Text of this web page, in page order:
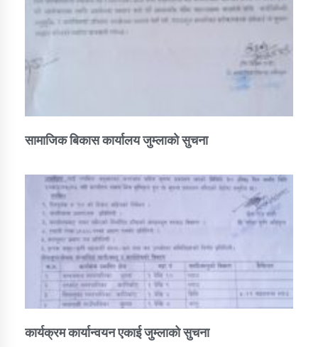
सामाजिक बिकास कार्यालय जुम्लाकाे सुचना
कार्यक्रम कार्यान्वयन एकाई जुम्लाको सुचना